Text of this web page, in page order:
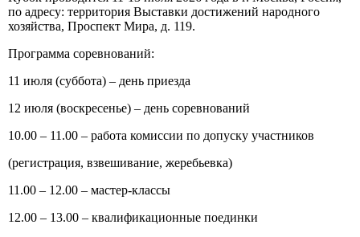
по адресу: территория Выставки достижений народного
хозяйства, Проспект Мира, д. 119.
Программа соревнований:
11 июля (суббота) – день приезда
12 июля (воскресенье) – день соревнований
10.00 – 11.00 – работа комиссии по допуску участников
(регистрация, взвешивание, жеребьевка)
11.00 – 12.00 – мастер-классы
12.00 – 13.00 – квалификационные поединки